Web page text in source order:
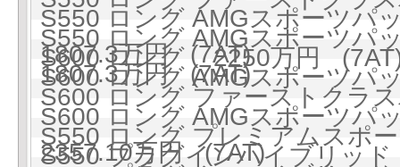
S550 ロング AMGスポーツ
1807.3万円 (7AT)
S550 ロング AMGスポーツ
1807.3万円 (7AT)
S600 ロング 2250万円
S600 ロング AMGスポーツ
S600 ロング ファーストク
S600 ロング AMGスポーツ
2357.10万円 (7AT)
S550 ロング プレミアムス
S550 プラグインハイブリッ